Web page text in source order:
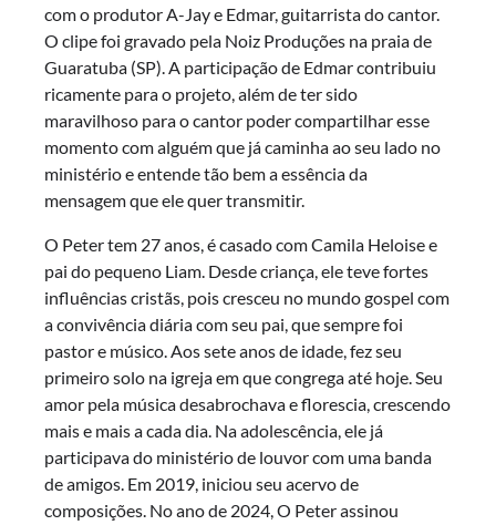
com o produtor A-Jay e Edmar, guitarrista do cantor.
O clipe foi gravado pela Noiz Produções na praia de
Guaratuba (SP). A participação de Edmar contribuiu
ricamente para o projeto, além de ter sido
maravilhoso para o cantor poder compartilhar esse
momento com alguém que já caminha ao seu lado no
ministério e entende tão bem a essência da
mensagem que ele quer transmitir.
O Peter tem 27 anos, é casado com Camila Heloise e
pai do pequeno Liam. Desde criança, ele teve fortes
influências cristãs, pois cresceu no mundo gospel com
a convivência diária com seu pai, que sempre foi
pastor e músico. Aos sete anos de idade, fez seu
primeiro solo na igreja em que congrega até hoje. Seu
amor pela música desabrochava e florescia, crescendo
mais e mais a cada dia. Na adolescência, ele já
participava do ministério de louvor com uma banda
de amigos. Em 2019, iniciou seu acervo de
composições. No ano de 2024, O Peter assinou